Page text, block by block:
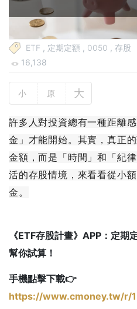
ETF , 定期定額 , 0050 , 存股
16,138
小 原 大
許多人對投資總有一種距離
金」才能開始。其實，真正
金額，而是「時間」和「紀
活的存股情境，來看看從小
金。
《ETF存股計畫》APP：定期
幫你試算！
手機點擊下載👉
https://www.cmoney.tw/r/